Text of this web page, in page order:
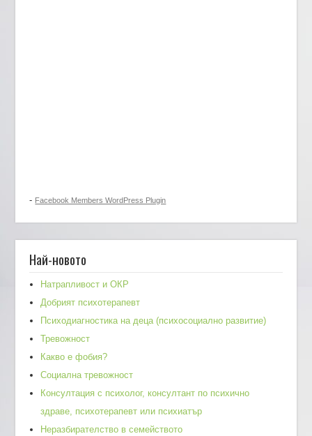
- Facebook Members WordPress Plugin
Най-новото
Натрапливост и ОКР
Добрият психотерапевт
Психодиагностика на деца (психосоциално развитие)
Тревожност
Какво е фобия?
Социална тревожност
Консултация с психолог, консултант по психично
здраве, психотерапевт или психиатър
Неразбирателство в семейството